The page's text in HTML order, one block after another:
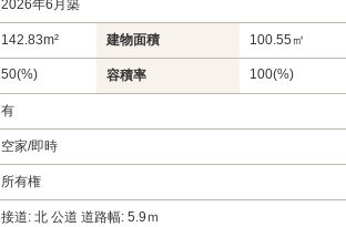
2026年6月築
142.83m² 建物面積 100.55㎡
50(%) 容積率 100(%)
有
空家/即時
所有権
接道: 北 公道 道路幅: 5.9ｍ